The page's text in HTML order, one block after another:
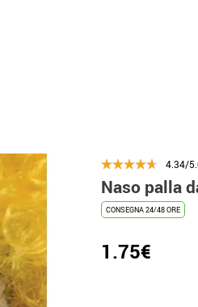
4.34/
Naso palla
CONSEGNA 24/48 ORE
1.75€